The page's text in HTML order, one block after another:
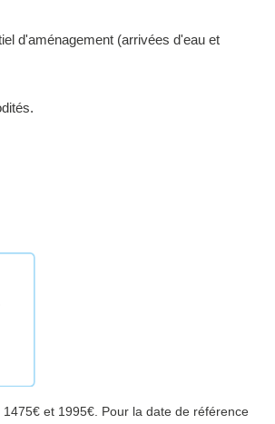
d'aménagement (arrivées d'eau et
et 1995€. Pour la date de référence